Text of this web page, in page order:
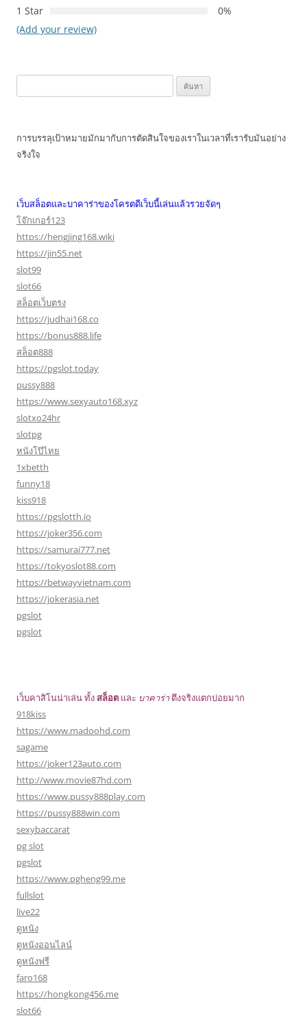
1 Star
0%
(Add your review)
สำหรับ:
การบรรลุเป้าหมายมักมากับการตัดสินใจของเราในเวลาที่เรารับมันอย่าง
จริงใจ
เว็บสล็อตและบาคาร่าของโครตดีเว็บนี้เล่นแล้วรวยจัดๆ
โจ๊กเกอร์123
https://hengjing168.wiki
https://jin55.net
slot99
slot66
สล็อตเว็บตรง
https://judhai168.co
https://bonus888.life
สล็อต888
https://pgslot.today
pussy888
https://www.sexyauto168.xyz
slotxo24hr
slotpg
หนังโป๊ไทย
1xbetth
funny18
kiss918
https://pgslotth.io
https://joker356.com
https://samurai777.net
https://tokyoslot88.com
https://betwayvietnam.com
https://jokerasia.net
pgslot
pgslot
เว็บคาสิโนน่าเล่น ทั้งสล็อต และ บาคาร่าตึงจริงแตกบ่อยมาก
918kiss
https://www.madoohd.com
sagame
https://joker123auto.com
http://www.movie87hd.com
https://www.pussy888play.com
https://pussy888win.com
sexybaccarat
pg slot
pgslot
https://www.pgheng99.me
fullslot
live22
ดูหนัง
ดูหนังออนไลน์
ดูหนังฟรี
faro168
https://hongkong456.me
slot66